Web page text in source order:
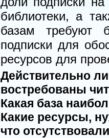
библиотеки, а
базам требуют
подписки для
ресурсов для
Действительно
востребованы
Какая база
Какие ресурсы,
что